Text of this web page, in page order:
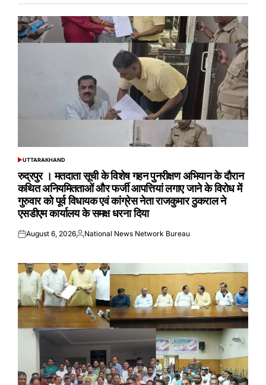
POSTED
UTTARAKHAND
रुद्रपुर । मतदाता सूची के विशेष गहन पुनरीक्षण अभियान के दौरान
कथित अनियमितताओं और फर्जी आपत्तियां लगाए जाने के विरोध में
गुरुवार को पूर्व विधायक एवं कांग्रेस नेता राजकुमार ठुकराल ने
एसडीएम कार्यालय के समक्ष धरना दिया
Posted
August 6, 2026Posted
National News Network Bureau